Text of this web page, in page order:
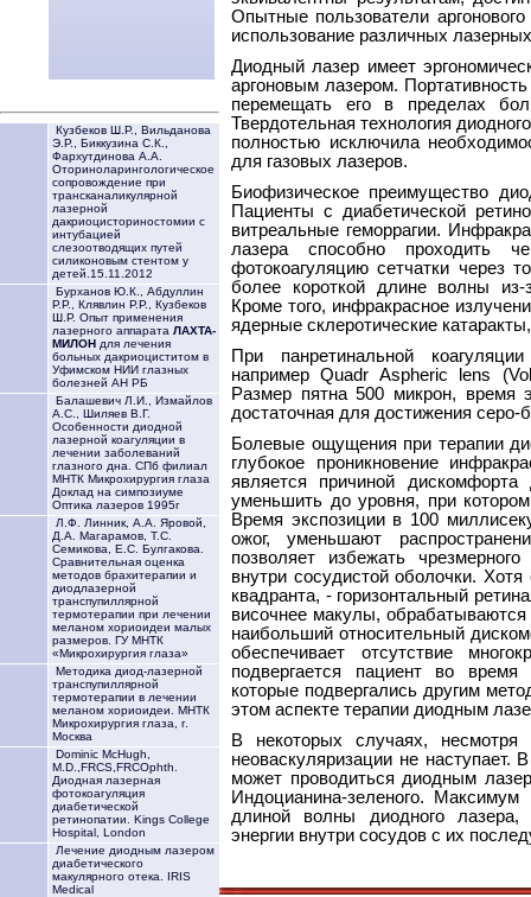
Кузбеков Ш.Р., Вильданова
Э.Р., Биккузина С.К.,
Фархутдинова А.А.
Оториноларингологическое
сопровождение при
трансканаликулярной
лазерной
дакриоцисториностомии с
интубацией
слезоотводящих путей
силиконовым стентом у
детей.15.11.2012
Бурханов Ю.К., Абдуллин
Р.Р., Клявлин Р.Р., Кузбеков
Ш.Р. Опыт применения
лазерного аппарата ЛАХТА-
МИЛОН для лечения
больных дакриоциститом в
Уфимском НИИ глазных
болезней АН РБ
Балашевич Л.И., Измайлов
А.С., Шиляев В.Г.
Особенности диодной
лазерной коагуляции в
лечении заболеваний
глазного дна. СПб филиал
МНТК Микрохирургия глаза
Доклад на симпозиуме
Оптика лазеров 1995г
Л.Ф. Линник, А.А. Яровой,
Д.А. Магарамов, Т.С.
Семикова, Е.С. Булгакова.
Сравнительная оценка
методов брахитерапии и
диодлазерной
транспупиллярной
термотерапии при лечении
меланом хориоидеи малых
размеров. ГУ МНТК
«Микрохирургия глаза»
Методика диод-лазерной
транспупиллярной
термотерапии в лечении
меланом хориоидеи. МНТК
Микрохирургия глаза, г.
Москва
Dominic McHugh,
M.D.,FRCS,FRCOphth.
Диодная лазерная
фотокоагуляция
диабетической
ретинопатии. Kings College
Hospital, London
Лечение диодным лазером
диабетического
макулярного отека. IRIS
Medical
Опытные пользователи
использование различных
Диодный лазер имеет
аргоновым лазером.
перемещать его в пределах
Твердотельная технология
полностью исключила
для газовых лазеров.
Биофизическое преимущество
Пациенты с диабетической
витреальные геморрагии.
лазера способно проходить
фотокоагуляцию сетчатки через
более короткой длине волны из-
Кроме того, инфракрасное
ядерные склеротические
При панретинальной
например Quadr Aspheric lens
Размер пятна 500 микрон, время
достаточная для достижения серо-
Болевые ощущения при терапии
глубокое проникновение
является причиной
уменьшить до уровня, при
Время экспозиции в 100
ожог, уменьшают
позволяет избежать
внутри сосудистой оболочки.
квадранта, - горизонтальный
височнее макулы,
наибольший относительный
обеспечивает отсутствие
подвергается пациент во
которые подвергались другим
этом аспекте терапии диодным
В некоторых случаях, несмотря
неоваскуляризации не наступает.
может проводиться диодным
Индоцианина-зеленого. Максимум
длиной волны диодного лазера,
энергии внутри сосудов с их